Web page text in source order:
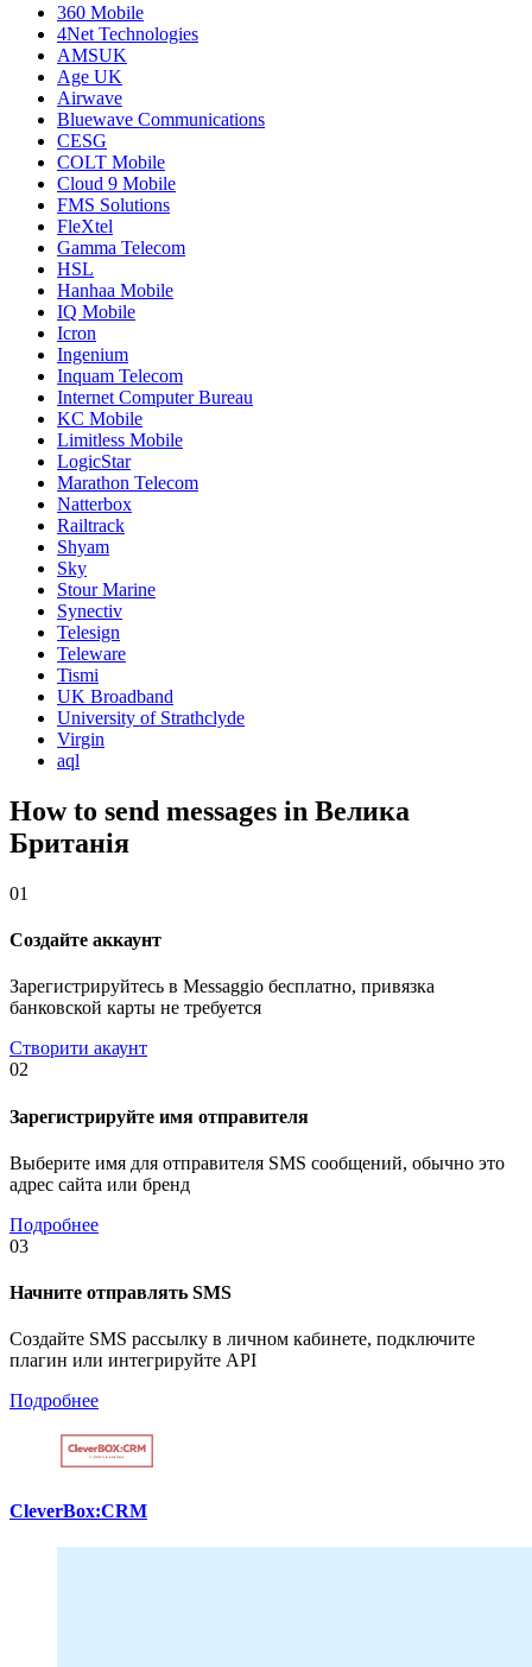
360 Mobile
4Net Technologies
AMSUK
Age UK
Airwave
Bluewave Communications
CESG
COLT Mobile
Cloud 9 Mobile
FMS Solutions
FleXtel
Gamma Telecom
HSL
Hanhaa Mobile
IQ Mobile
Icron
Ingenium
Inquam Telecom
Internet Computer Bureau
KC Mobile
Limitless Mobile
LogicStar
Marathon Telecom
Natterbox
Railtrack
Shyam
Sky
Stour Marine
Synectiv
Telesign
Teleware
Tismi
UK Broadband
University of Strathclyde
Virgin
aql
How to send messages in Велика
Британія
01
Создайте аккаунт
Зарегистрируйтесь в Messaggio бесплатно, привязка
банковской карты не требуется
Створити акаунт
02
Зарегистрируйте имя отправителя
Выберите имя для отправителя SMS сообщений, обычно это
адрес сайта или бренд
Подробнее
03
Начните отправлять SMS
Создайте SMS рассылку в личном кабинете, подключите
плагин или интегрируйте API
Подробнее
CleverBox:CRM